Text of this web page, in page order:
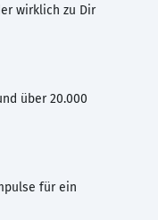
wirklich zu Dir
über 20.000
für ein